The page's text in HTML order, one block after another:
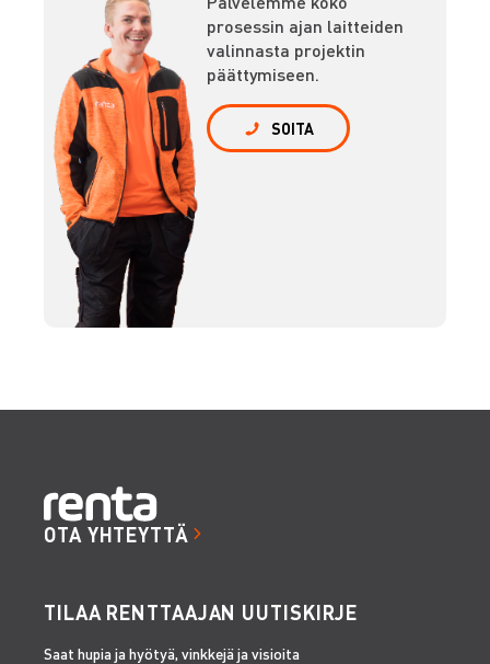
prosessin ajan laitteiden
valinnasta projektin
päättymiseen.
SOITA
OTA YHTEYTTÄ
TILAA RENTTAAJAN UUTISKIRJE
Saat hupia ja hyötyä, vinkkejä ja visioita